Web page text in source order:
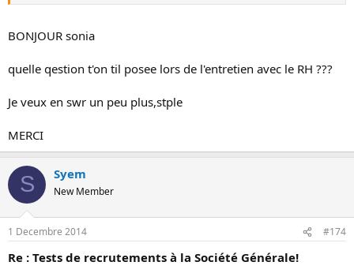
BONJOUR sonia
quelle qestion t'on til posee lors de l'entretien avec le RH ???
Je veux en swr un peu plus,stple
MERCI
S Syem
New Member
1 Decembre 2014 #174
Re : Tests de recrutements à la Société Générale!